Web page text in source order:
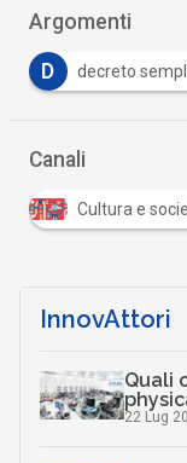
Argomenti
semplificazioni
Canali
Cultura e
InnovAttori
Quali
22 Lug